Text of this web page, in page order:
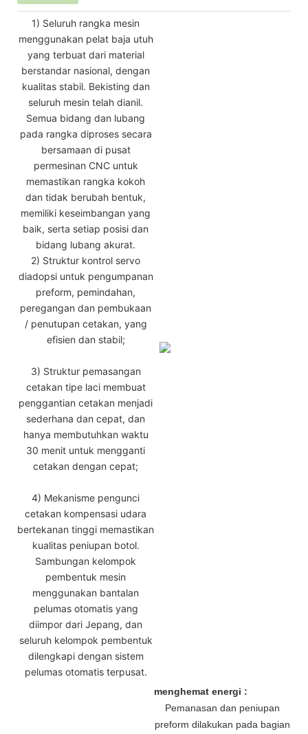
1) Seluruh rangka mesin
menggunakan pelat baja utuh
yang terbuat dari material
berstandar nasional, dengan
kualitas stabil. Bekisting dan
seluruh mesin telah dianil.
Semua bidang dan lubang
pada rangka diproses secara
bersamaan di pusat
permesinan CNC untuk
memastikan rangka kokoh
dan tidak berubah bentuk,
memiliki keseimbangan yang
baik, serta setiap posisi dan
bidang lubang akurat.
2) Struktur kontrol servo
diadopsi untuk pengumpanan
preform, pemindahan,
peregangan dan pembukaan
/ penutupan cetakan, yang
efisien dan stabil;
3) Struktur pemasangan
cetakan tipe laci membuat
penggantian cetakan menjadi
sederhana dan cepat, dan
hanya membutuhkan waktu
30 menit untuk mengganti
cetakan dengan cepat;
4) Mekanisme pengunci
cetakan kompensasi udara
bertekanan tinggi memastikan
kualitas peniupan botol.
Sambungan kelompok
pembentuk mesin
menggunakan bantalan
pelumas otomatis yang
diimpor dari Jepang, dan
seluruh kelompok pembentuk
dilengkapi dengan sistem
pelumas otomatis terpusat.
menghemat energi :
Pemanasan dan peniupan
preform dilakukan pada bagian